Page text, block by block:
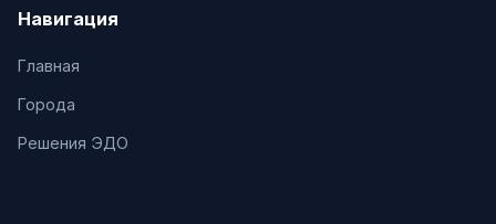
Навигация
Главная
Города
Решения ЭДО